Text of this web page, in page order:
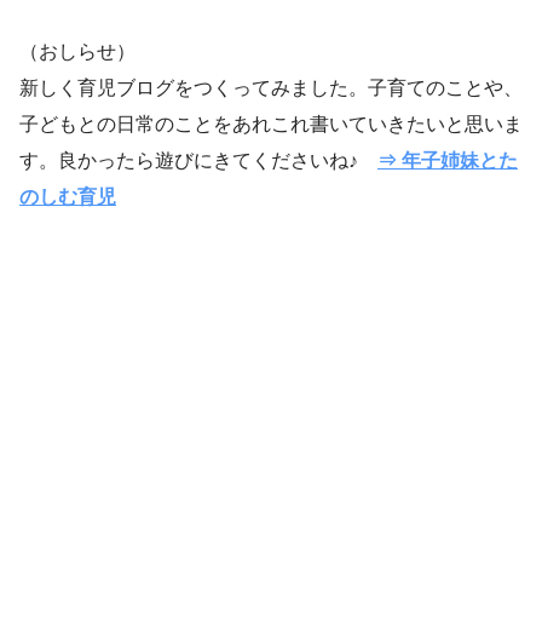
（おしらせ）
新しく育児ブログをつくってみました。子育てのことや、
子どもとの日常のことをあれこれ書いていきたいと思いま
す。良かったら遊びにきてくださいね♪ ⇒ 年子姉妹とた
のしむ育児